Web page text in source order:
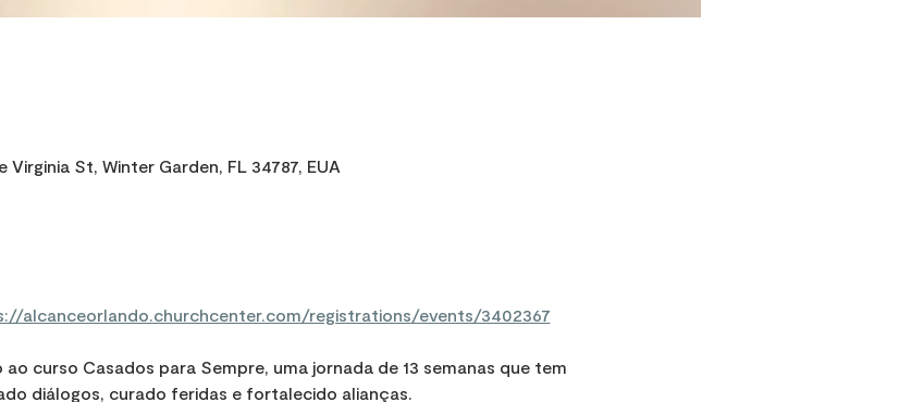
St, Winter Garden, FL 34787, EUA
alcanceorlando.churchcenter.com/registrations/events/3402367
curso Casados para Sempre, uma jornada de 13 semanas que tem
diálogos, curado feridas e fortalecido alianças.